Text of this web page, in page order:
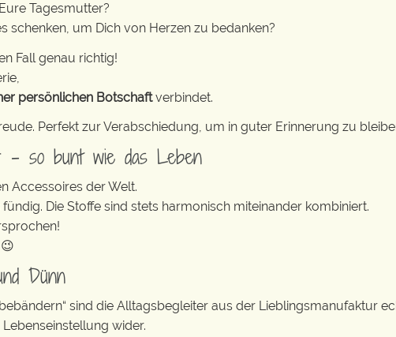
Tagesmutter?
schenken, um Dich von Herzen zu bedanken?
Fall genau richtig!
persönlichen Botschaftverbindet.
Perfekt zur Verabschiedung, um in guter Erinnerung zu
– so bunt wie das Leben
Accessoires der Welt.
Die Stoffe sind stets harmonisch miteinander kombiniert.
Dünn
sind die Alltagsbegleiter aus der Lieblingsmanufaktur
wider.